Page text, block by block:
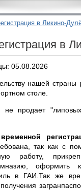
в Ликино-
в
05.08.2026
нашей
столе.
продает
временной
так как с
работу,
оформить
в ГАИ.Так же